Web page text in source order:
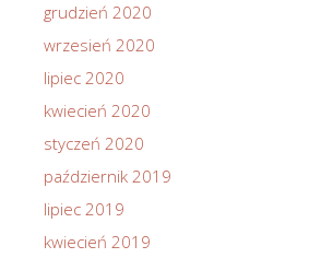
grudzień 2020
wrzesień 2020
lipiec 2020
kwiecień 2020
styczeń 2020
październik 2019
lipiec 2019
kwiecień 2019